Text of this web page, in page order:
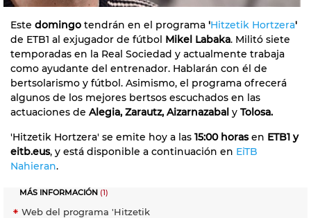
Este domingo tendrán en el programa 'Hitzetik Hortzera'
de ETB1 al exjugador de fútbol Mikel Labaka. Militó siete
temporadas en la Real Sociedad y actualmente trabaja
como ayudante del entrenador. Hablarán con él de
bertsolarismo y fútbol. Asimismo, el programa ofrecerá
algunos de los mejores bertsos escuchados en las
actuaciones de Alegia, Zarautz, Aizarnazabal y Tolosa.
'Hitzetik Hortzera' se emite hoy a las 15:00 horasen ETB1 y
eitb.eus, y está disponible a continuación en EiTB
Nahieran.
MÁS INFORMACIÓN (1)
Web del programa 'Hitzetik